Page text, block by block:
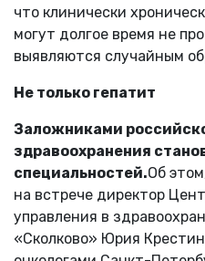
что клинически
могут долгое время не
выявляются случайным
Не только гепатит
Заложниками
здравоохранения
специальностей.Об
на встрече директор
управления в
«Сколково» Юрия